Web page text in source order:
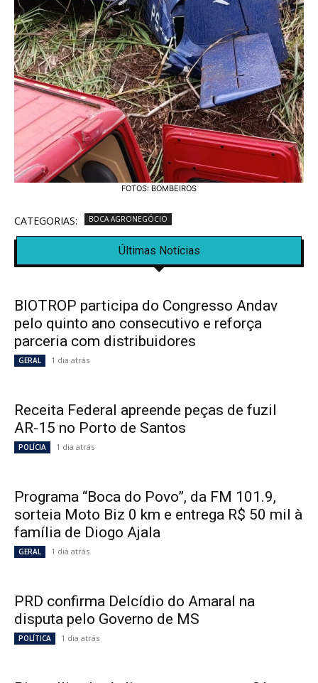
FOTOS: BOMBEIROS
CATEGORIAS: BOCA AGRONEGÓCIO
Últimas Notícias
BIOTROP participa do Congresso Andav
pelo quinto ano consecutivo e reforça
parceria com distribuidores
GERAL 1 dia atrás
Receita Federal apreende peças de fuzil
AR-15 no Porto de Santos
POLÍCIA 1 dia atrás
Programa “Boca do Povo”, da FM 101.9,
sorteia Moto Biz 0 km e entrega R$ 50 mil à
família de Diogo Ajala
GERAL 1 dia atrás
PRD confirma Delcídio do Amaral na
disputa pelo Governo de MS
POLÍTICA 1 dia atrás